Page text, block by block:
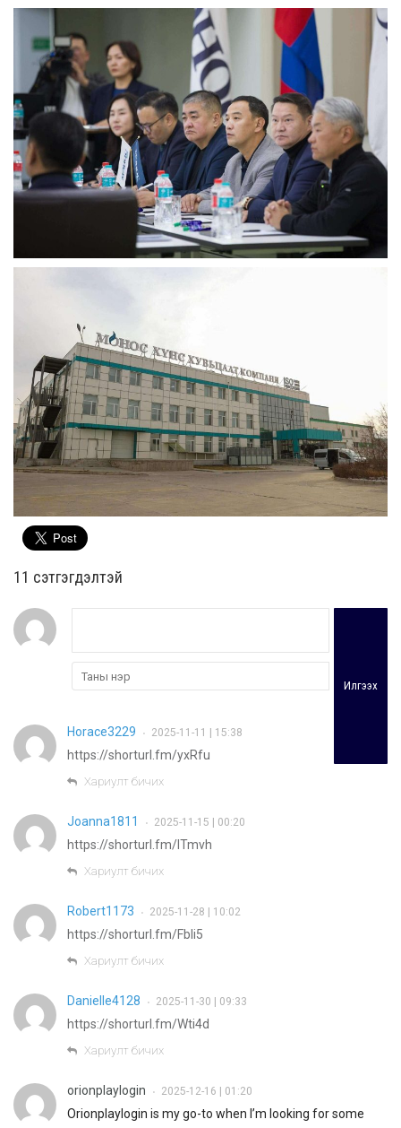
11 cэтгэгдэлтэй
Илгээх
Horace3229 • 2025-11-11 | 15:38
https://shorturl.fm/yxRfu
Хариулт бичих
Joanna1811 • 2025-11-15 | 00:20
https://shorturl.fm/lTmvh
Хариулт бичих
Robert1173 • 2025-11-28 | 10:02
https://shorturl.fm/Fbli5
Хариулт бичих
Danielle4128 • 2025-11-30 | 09:33
https://shorturl.fm/Wti4d
Хариулт бичих
orionplaylogin • 2025-12-16 | 01:20
Orionplaylogin is my go-to when I’m looking for some